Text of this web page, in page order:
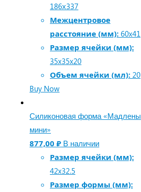
186х337
Межцентровое
расстояние (мм): 60x41
Размер ячейки (мм):
35x35x20
Объем ячейки (мл): 20
Buy Now
Силиконовая форма «Мадлены
мини»
877,00 ₽ В наличии
Размер ячейки (мм):
42x32.5
Размер формы (мм):